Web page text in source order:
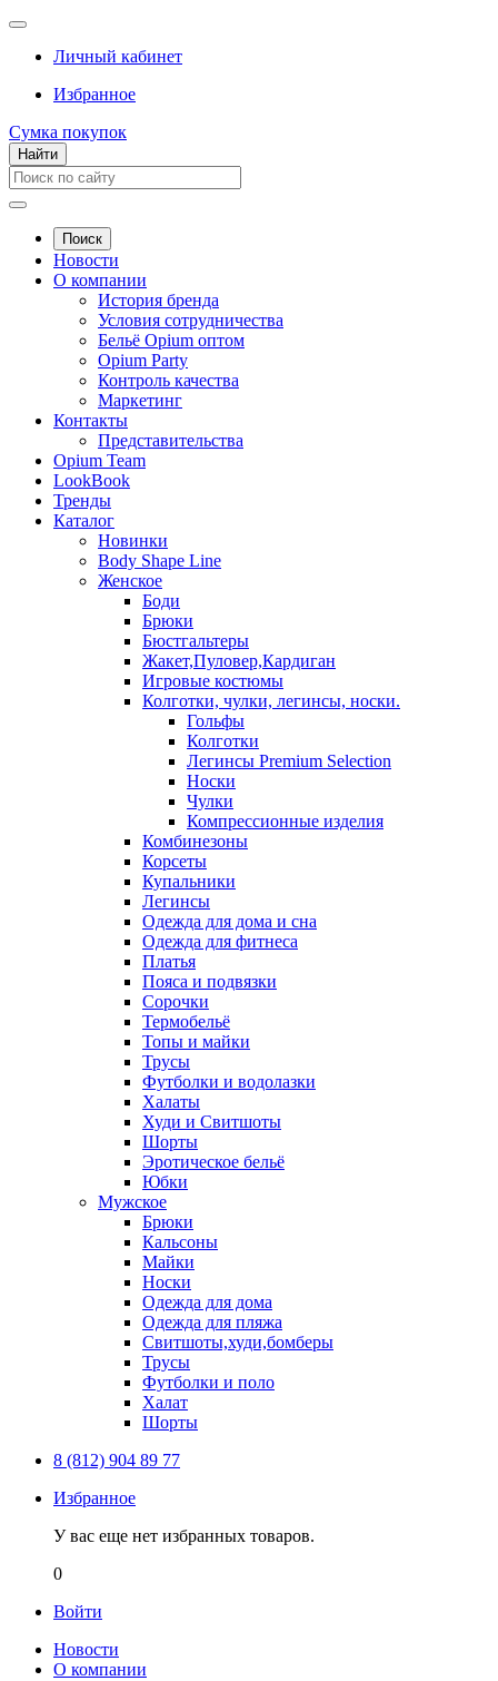
Личный кабинет
Избранное
Сумка покупок
Найти
Поиск
Новости
О компании
История бренда
Условия сотрудничества
Бельё Opium оптом
Opium Party
Контроль качества
Маркетинг
Контакты
Представительства
Opium Team
LookBook
Тренды
Каталог
Новинки
Body Shape Line
Женское
Боди
Брюки
Бюстгальтеры
Жакет,Пуловер,Кардиган
Игровые костюмы
Колготки, чулки, легинсы, носки.
Гольфы
Колготки
Легинсы Premium Selection
Носки
Чулки
Компрессионные изделия
Комбинезоны
Корсеты
Купальники
Легинсы
Одежда для дома и сна
Одежда для фитнеса
Платья
Пояса и подвязки
Сорочки
Термобельё
Топы и майки
Трусы
Футболки и водолазки
Халаты
Худи и Свитшоты
Шорты
Эротическое бельё
Юбки
Мужское
Брюки
Кальсоны
Майки
Носки
Одежда для дома
Одежда для пляжа
Свитшоты,худи,бомберы
Трусы
Футболки и поло
Халат
Шорты
8 (812) 904 89 77
Избранное
У вас еще нет избранных товаров.
0
Войти
Новости
О компании